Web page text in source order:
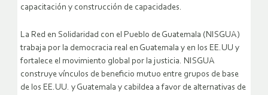
capacitación y construcción de capacidades.
La Red en Solidaridad con el Pueblo de Guatemala (NISGUA)
trabaja por la democracia real en Guatemala y en los EE.UU y
fortalece el movimiento global por la justicia. NISGUA
construye vínculos de beneficio mutuo entre grupos de base
de los EE.UU. y Guatemala y cabildea a favor de alternativas de